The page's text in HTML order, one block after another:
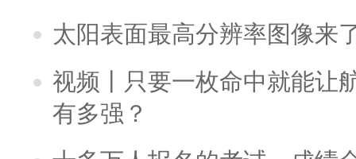
太阳表面最高分辨率图像来
视频丨只要一枚命中就能让
有多强？